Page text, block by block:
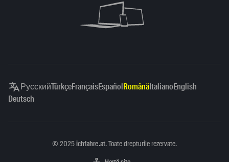
РусскийTürkçeFrançaisEspañolRomânăItalianoEnglish
Deutsch
Copyright
© 2025ichfahre.at. Toate drepturile rezervate.